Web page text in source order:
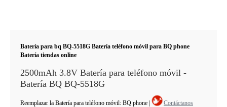
Batería para bq BQ-5518G Batería teléfono móvil para BQ phone
Batería tiendas online
2500mAh 3.8V Batería para teléfono móvil -
Batería BQ BQ-5518G
Reemplazar la Batería para teléfono móvil: BQ phone Contáctanos